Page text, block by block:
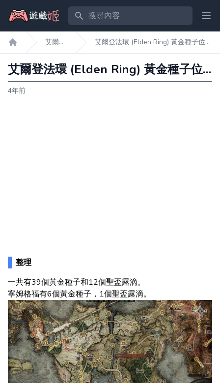
搜尋內容
遊戲姬首頁
艾爾登
法環
艾爾登法環 (Elden Ring) 黃金種子位置
圖及獲取方法
艾爾登法環 (Elden Ring) 黃金種子位置圖及獲取方法
4年前
整理
一共有39個黃金種子和12個聖盃露滴。
寧姆格福有6個黃金種子，1個聖盃露滴。